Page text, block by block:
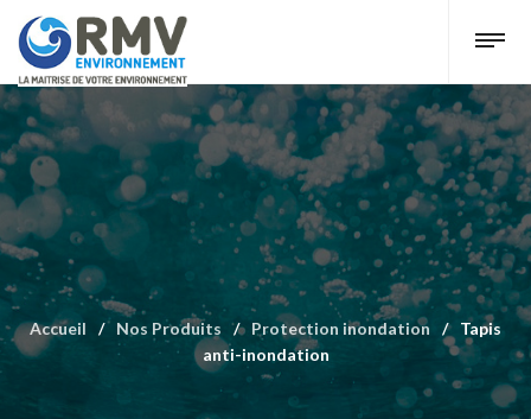
Accueil / Nos Produits / Protection inondation /
Tapis
anti-inondation